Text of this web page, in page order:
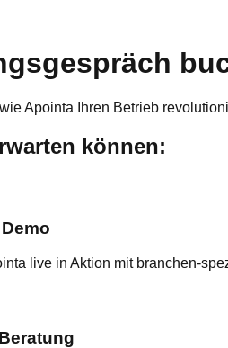
Apointa Ihren Betrieb
können:
live in Aktion mit branchen-